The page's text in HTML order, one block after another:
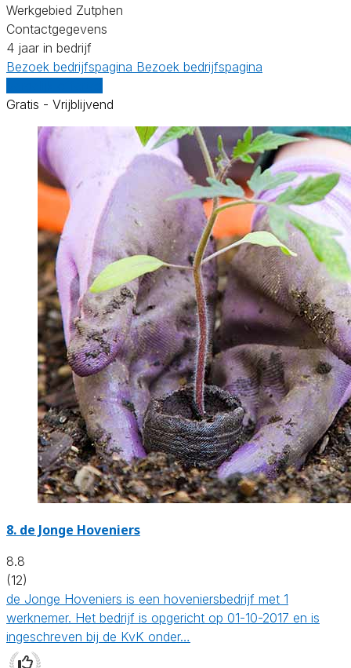
Werkgebied Zutphen
Contactgegevens
4 jaar in bedrijf
Bezoek bedrijfspagina Bezoek bedrijfspagina
Gratis - Vrijblijvend
8. de Jonge Hoveniers
8.8
(12)
de Jonge Hoveniers is een hoveniersbedrijf met 1
werknemer. Het bedrijf is opgericht op 01-10-2017 en is
ingeschreven bij de KvK onder…